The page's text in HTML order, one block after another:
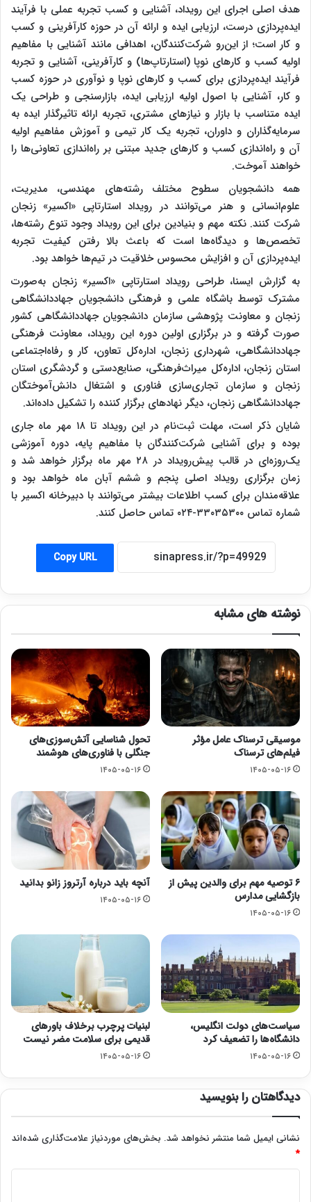
هدف اصلی اجرای این رویداد، آشنایی و کسب تجربه عملی با فرآیند
ایده‌پردازی درست، ارزیابی ایده و ارائه آن در حوزه کارآفرینی و کسب
و کار است؛ از این‌رو شرکت‌کنندگان، اهدافی مانند آشنایی با مفاهیم
اولیه کسب و کارهای نوپا (استارتاپ‌ها) و کارآفرینی، آشنایی و تجربه
فرآیند ایده‌پردازی برای کسب و کارهای نوپا و نوآوری در حوزه کسب
و کار، آشنایی با اصول اولیه ارزیابی ایده، بازارسنجی و طراحی یک
ایده متناسب با بازار و نیازهای مشتری، تجربه ارائه تاثیرگذار ایده به
سرمایه‌گذاران و داوران، تجربه یک کار تیمی و آموزش مفاهیم اولیه
آن و راه‌اندازی کسب و کارهای جدید مبتنی بر راه‌اندازی تعاونی‌ها را
خواهند آموخت.
همه دانشجویان سطوح مختلف رشته‌های مهندسی، مدیریت،
علوم‌انسانی و هنر می‌توانند در رویداد استارتاپی «اکسیر» زنجان
شرکت کنند. نکته مهم و بنیادین برای این رویداد وجود تنوع رشته‌ها،
تخصص‌ها و دیدگاه‌ها است که باعث بالا رفتن کیفیت تجربه
ایده‌پردازی آن و افزایش محسوس خلاقیت در تیم‌ها خواهد بود.
به گزارش ایسنا، طراحی رویداد استارتاپی «اکسیر» زنجان به‌صورت
مشترک توسط باشگاه علمی و فرهنگی دانشجویان جهاددانشگاهی
زنجان و معاونت پژوهشی سازمان دانشجویان جهاددانشگاهی کشور
صورت گرفته و در برگزاری اولین دوره این رویداد، معاونت فرهنگی
جهاددانشگاهی، شهرداری زنجان، اداره‌کل تعاون، کار و رفاه‌اجتماعی
استان زنجان، اداره‌کل میراث‌فرهنگی، صنایع‌دستی و گردشگری استان
زنجان و سازمان تجاری‌سازی فناوری و اشتغال دانش‌آموختگان
جهاددانشگاهی زنجان، دیگر نهادهای برگزار کننده را تشکیل داده‌اند.
شایان ذکر است، مهلت ثبت‌نام در این رویداد تا ۱۸ مهر ماه جاری
بوده و برای آشنایی شرکت‌کنندگان با مفاهیم پایه، دوره آموزشی
یک‌روزه‌ای در قالب پیش‌رویداد در ۲۸ مهر ماه برگزار خواهد شد و
زمان برگزاری رویداد اصلی پنجم و ششم آبان‌ ماه خواهد بود و
علاقه‌مندان برای کسب اطلاعات بیشتر می‌توانند با دبیرخانه اکسیر با
شماره تماس ۳۳۰۳۵۳۰۰-۰۲۴ تماس حاصل کنند.
Copy URL
نوشته های مشابه
موسیقی ترسناک عامل مؤثر
فیلم‌های ترسناک
۱۴۰۵-۰۵-۱۶
تحول شناسایی آتش‌سوزی‌های
جنگلی با فناوری‌های هوشمند
۱۴۰۵-۰۵-۱۶
۶ توصیه مهم برای والدین پیش از
بازگشایی مدارس
۱۴۰۵-۰۵-۱۶
آنچه باید درباره آرتروز زانو بدانید
۱۴۰۵-۰۵-۱۶
سیاست‌های دولت انگلیس،
دانشگاه‌ها را تضعیف کرد
۱۴۰۵-۰۵-۱۶
لبنیات پرچرب برخلاف باورهای
قدیمی برای سلامت مضر نیست
۱۴۰۵-۰۵-۱۶
دیدگاهتان را بنویسید
نشانی ایمیل شما منتشر نخواهد شد. بخش‌های موردنیاز علامت‌گذاری شده‌اند
*